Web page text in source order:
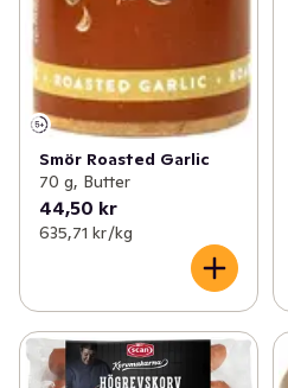
Smör Roasted Garlic
70 g, Butter
44,50 kr
635,71 kr /kg